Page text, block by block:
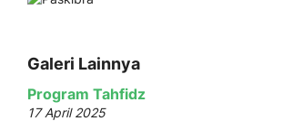
Galeri Lainnya
Program Tahfidz
17 April 2025